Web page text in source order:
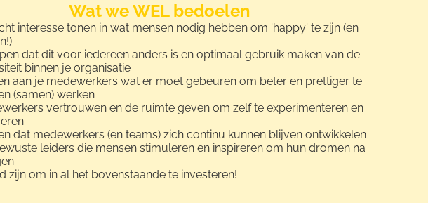
Wat we WEL bedoelen
interesse tonen in wat mensen nodig hebben om 'happy' te zijn (en
dat dit voor iedereen anders is en optimaal gebruik maken van de
binnen je organisatie
aan je medewerkers wat er moet gebeuren om beter en prettiger te
(samen) werken
vertrouwen en de ruimte geven om zelf te experimenteren en
dat medewerkers (en teams) zich continu kunnen blijven ontwikkelen
leiders die mensen stimuleren en inspireren om hun dromen na
zijn om in al het bovenstaande te investeren!